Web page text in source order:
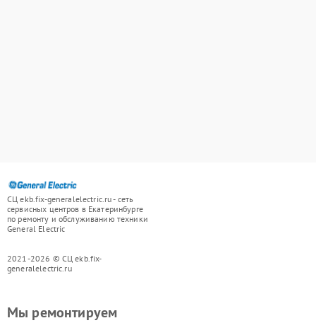
СЦ ekb.fix-generalelectric.ru - сеть
сервисных центров в Екатеринбурге
по ремонту и обслуживанию техники
General Electric
2021-2026 © СЦ ekb.fix-
generalelectric.ru
Мы ремонтируем